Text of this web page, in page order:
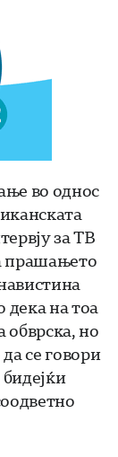
во однос
за ТВ
прашањето
дека на тоа
обврска, но
се говори